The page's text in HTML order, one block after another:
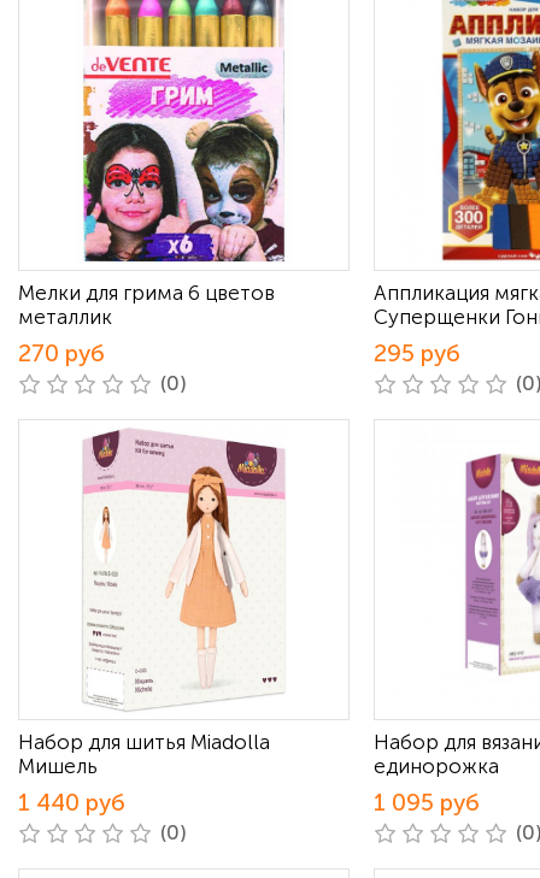
Мелки для грима 6 цветов
металлик
270 руб
(0)
Аппликация
Суперщенки
295 руб
Набор для шитья Miadolla
Мишель
1 440 руб
(0)
Набор для
единорожка
1 095 руб